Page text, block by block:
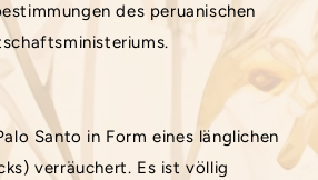
des peruanischen
Santo in Form eines länglichen
verräuchert. Es ist völlig